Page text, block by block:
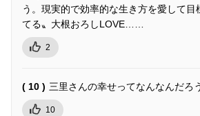
う。現実的で効率的な生き方を愛して目
てる〟大根おろしLOVE……
2
( 10 ) 三里さんの幸せってなんなんだろ
10